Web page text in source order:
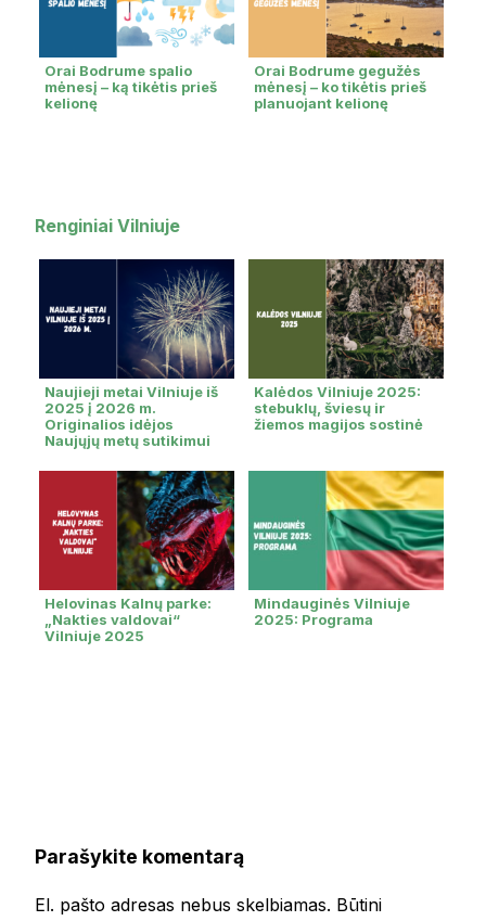
Orai Bodrume spalio
mėnesį – ką tikėtis prieš
kelionę
Orai Bodrume gegužės
mėnesį – ko tikėtis prieš
planuojant kelionę
Renginiai Vilniuje
Naujieji metai Vilniuje iš
2025 į 2026 m.
Originalios idėjos
Naujųjų metų sutikimui
Kalėdos Vilniuje 2025:
stebuklų, šviesų ir
žiemos magijos sostinė
Helovinas Kalnų parke:
„Nakties valdovai“
Vilniuje 2025
Mindauginės Vilniuje
2025: Programa
Parašykite komentarą
El. pašto adresas nebus skelbiamas. Būtini